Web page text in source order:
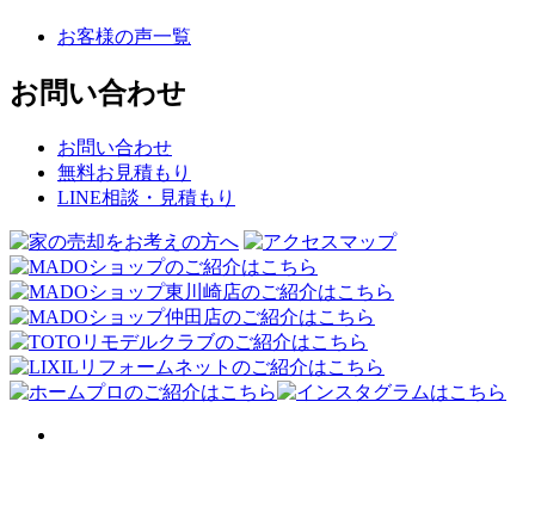
お客様の声一覧
お問い合わせ
お問い合わせ
無料お見積もり
LINE相談・見積もり